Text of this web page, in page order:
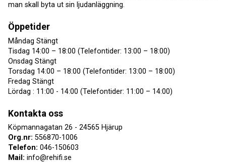
man skall byta ut sin ljudanläggning.
Öppetider
Måndag Stängt
Tisdag 14:00 – 18:00 (Telefontider: 13:00 – 18:00)
Onsdag Stängt
Torsdag 14:00 – 18:00 (Telefontider: 13:00 – 18:00)
Fredag Stängt
Lördag : 11:00 - 14:00 (Telefontider: 11:00 – 14:00)
Kontakta oss
Köpmannagatan 26 - 24565 Hjärup
Org.nr: 556870-1006
Telefon: 046-150603
Mail: info@rehifi.se